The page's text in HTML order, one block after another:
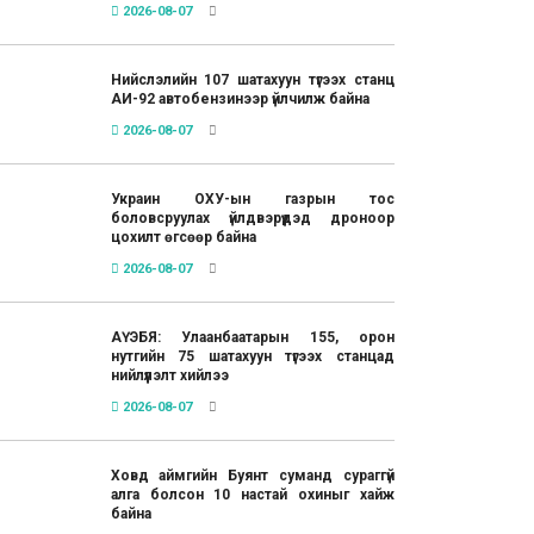
2026-08-07
Нийслэлийн 107 шатахуун түгээх станц
АИ-92 автобензинээр үйлчилж байна
2026-08-07
Украин ОХУ-ын газрын тос
боловсруулах үйлдвэрүүдэд дроноор
цохилт өгсөөр байна
2026-08-07
АҮЭБЯ: Улаанбаатарын 155, орон
нутгийн 75 шатахуун түгээх станцад
нийлүүлэлт хийлээ
2026-08-07
Ховд аймгийн Буянт суманд сураггүй
алга болсон 10 настай охиныг хайж
байна